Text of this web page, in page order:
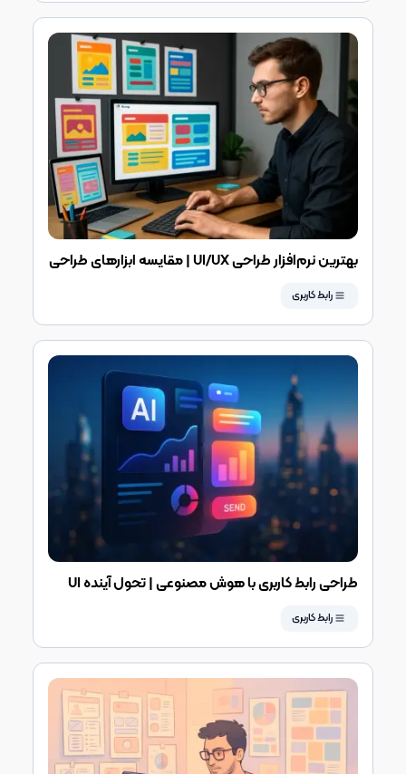
بهترین نرم‌افزار طراحی UI/UX | مقایسه ابزارهای طراحی
رابط کاربری
طراحی رابط کاربری با هوش مصنوعی | تحول آینده UI
رابط کاربری